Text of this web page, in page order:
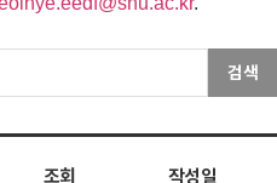
검색
조회 작성일